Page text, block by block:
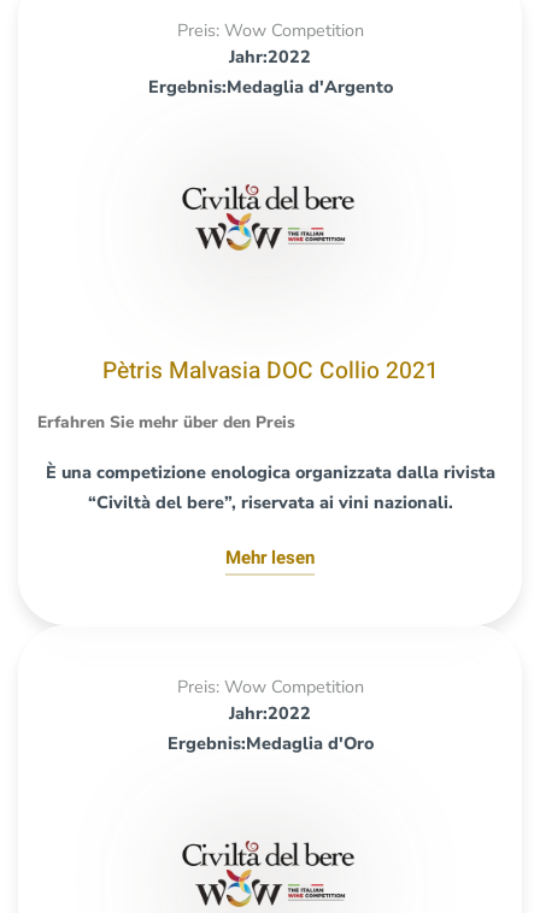
Preis: Wow Competition
Jahr:2022
Ergebnis:Medaglia d'Argento
Pètris Malvasia DOC Collio 2021
Erfahren Sie mehr über den Preis
È una competizione enologica organizzata dalla rivista
“Civiltà del bere”, riservata ai vini nazionali.
Mehr lesen
Preis: Wow Competition
Jahr:2022
Ergebnis:Medaglia d'Oro